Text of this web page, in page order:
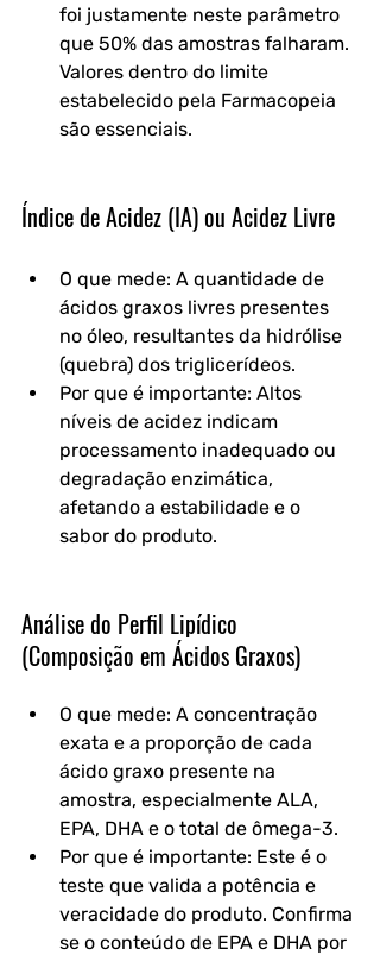
foi justamente neste parâmetro
que 50% das amostras falharam.
Valores dentro do limite
estabelecido pela Farmacopeia
são essenciais.
Índice de Acidez (IA) ou Acidez Livre
O que mede: A quantidade de
ácidos graxos livres presentes
no óleo, resultantes da hidrólise
(quebra) dos triglicerídeos.
Por que é importante: Altos
níveis de acidez indicam
processamento inadequado ou
degradação enzimática,
afetando a estabilidade e o
sabor do produto.
Análise do Perfil Lipídico
(Composição em Ácidos Graxos)
O que mede: A concentração
exata e a proporção de cada
ácido graxo presente na
amostra, especialmente ALA,
EPA, DHA e o total de ômega-3.
Por que é importante: Este é o
teste que valida a potência e
veracidade do produto. Confirma
se o conteúdo de EPA e DHA por